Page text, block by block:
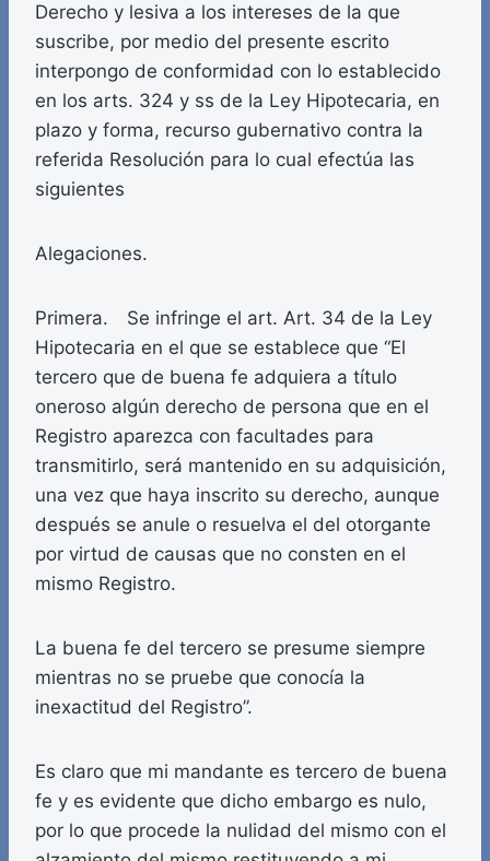
Derecho y lesiva a los intereses de la que
suscribe, por medio del presente escrito
interpongo de conformidad con lo establecido
en los arts. 324 y ss de la Ley Hipotecaria, en
plazo y forma, recurso gubernativo contra la
referida Resolución para lo cual efectúa las
siguientes
Alegaciones.
Primera. Se infringe el art. Art. 34 de la Ley
Hipotecaria en el que se establece que “El
tercero que de buena fe adquiera a título
oneroso algún derecho de persona que en el
Registro aparezca con facultades para
transmitirlo, será mantenido en su adquisición,
una vez que haya inscrito su derecho, aunque
después se anule o resuelva el del otorgante
por virtud de causas que no consten en el
mismo Registro.
La buena fe del tercero se presume siempre
mientras no se pruebe que conocía la
inexactitud del Registro”.
Es claro que mi mandante es tercero de buena
fe y es evidente que dicho embargo es nulo,
por lo que procede la nulidad del mismo con el